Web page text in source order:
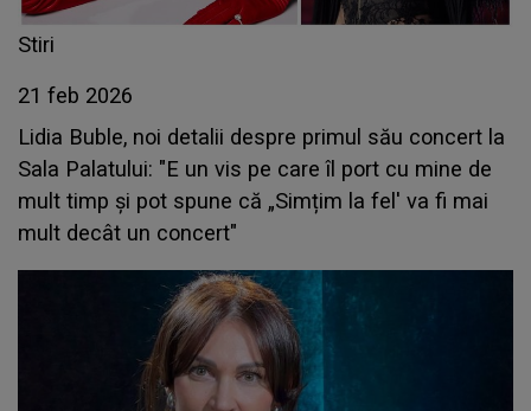
Stiri
21 feb 2026
Lidia Buble, noi detalii despre primul său concert la
Sala Palatului: "E un vis pe care îl port cu mine de
mult timp și pot spune că „Simțim la fel' va fi mai
mult decât un concert"